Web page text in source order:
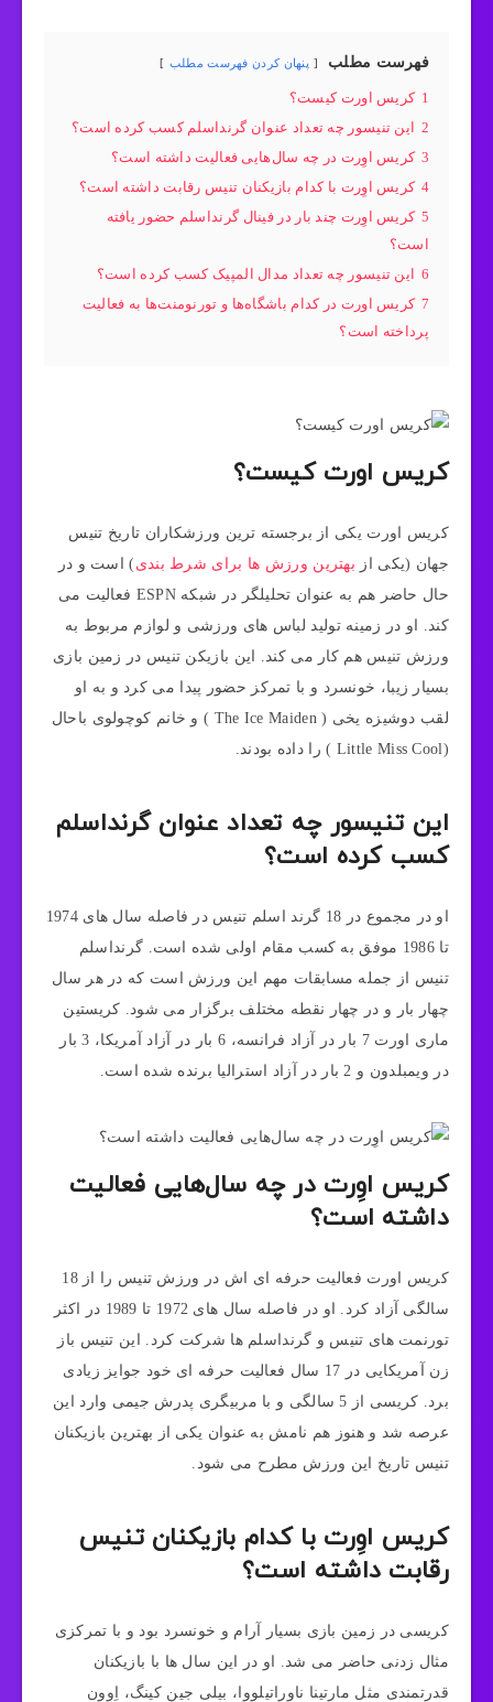
فهرست مطلب پنهان کردن فهرست مطلب
1 کریس اورت کیست؟
2
این تنیسور چه تعداد عنوان گرنداسلم کسب کرده است؟
3 کریس اوِرت در چه سال‌هایی فعالیت داشته است؟
4 کریس اوِرت با کدام بازیکنان تنیس رقابت داشته است؟
5 کریس اوِرت چند بار در فینال گرنداسلم حضور یافته
است؟
6
این تنیسور چه تعداد مدال المپیک کسب کرده است؟
7 کریس اورت در کدام باشگاه‌ها و تورنومنت‌ها به فعالیت
پرداخته است؟
کریس اورت کیست؟
کریس اورت یکی از برجسته ترین ورزشکاران تاریخ تنیس
جهان (یکی از بهترین ورزش ها برای شرط بندی) است و در
حال حاضر هم به عنوان تحلیلگر در شبکه ESPN فعالیت می
کند. او در زمینه تولید لباس های ورزشی و لوازم مربوط به
ورزش تنیس هم کار می کند. این بازیکن تنیس در زمین بازی
بسیار زیبا، خونسرد و با تمرکز حضور پیدا می کرد و به او
لقب دوشیزه یخی ( The Ice Maiden ) و خانم کوچولوی باحال
(Little Miss Cool ) را داده بودند.
این تنیسور چه تعداد عنوان گرنداسلم
کسب کرده است؟
او در مجموع در 18 گرند اسلم تنیس در فاصله سال های 1974
تا 1986 موفق به کسب مقام اولی شده است. گرنداسلم
تنیس از جمله مسابقات مهم این ورزش است که در هر سال
چهار بار و در چهار نقطه مختلف برگزار می شود. کریستین
ماری اورت 7 بار در آزاد فرانسه، 6 بار در آزاد آمریکا، 3 بار
در ویمبلدون و 2 بار در آزاد استرالیا برنده شده است.
کریس اوِرت در چه سال‌هایی فعالیت
داشته است؟
کریس اورت فعالیت حرفه ای اش در ورزش تنیس را از 18
سالگی آزاد کرد. او در فاصله سال های 1972 تا 1989 در اکثر
تورنمت های تنیس و گرنداسلم ها شرکت کرد. این تنیس باز
زن آمریکایی در 17 سال فعالیت حرفه ای خود جوایز زیادی
برد. کریسی از 5 سالگی و با مربیگری پدرش جیمی وارد این
عرصه شد و هنوز هم نامش به عنوان یکی از بهترین بازیکنان
تنیس تاریخ این ورزش مطرح می شود.
کریس اوِرت با کدام بازیکنان تنیس
رقابت داشته است؟
کریسی در زمین بازی بسیار آرام و خونسرد بود و با تمرکزی
مثال زدنی حاضر می شد. او در این سال ها با بازیکنان
قدرتمندی مثل مارتینا ناوراتیلووا، بیلی جین کینگ، اِوون